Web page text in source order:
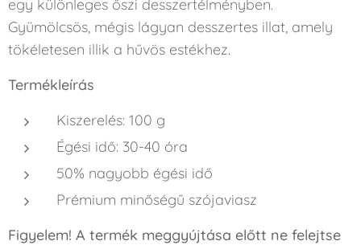
egy különleges őszi desszertélményben.
Gyümölcsös, mégis lágyan desszertes illat, amely
tökéletesen illik a hűvös estékhez.
Termékleírás
Kiszerelés: 100 g
Égési idő: 30-40 óra
50% nagyobb égési idő
Prémium minőségű szójaviasz
Figyelem! A termék meggyújtása előtt ne felejtse